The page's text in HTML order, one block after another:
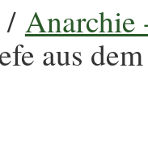
/ Anarchie
aus